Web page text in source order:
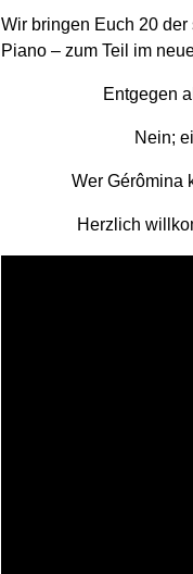
Wir bringen Euch 20
Piano – zum Teil im
Entgegen
Nein;
Wer Gérômina
Herzlich